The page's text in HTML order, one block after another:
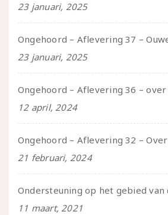
23 januari, 2025
23 januari, 2025
12 april, 2024
21 februari, 2024
11 maart, 2021